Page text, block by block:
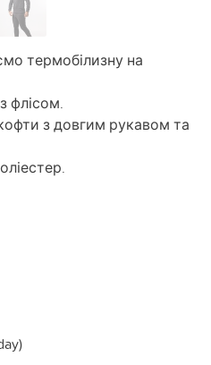
термобілизну на
флісом.
з довгим рукавом та